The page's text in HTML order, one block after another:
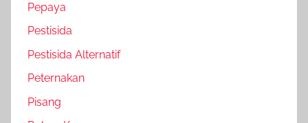
Pepaya
Pestisida
Pestisida Alternatif
Peternakan
Pisang